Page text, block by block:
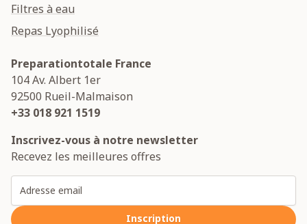
Filtres à eau
Repas Lyophilisé
Preparationtotale France
104 Av. Albert 1er
92500 Rueil-Malmaison
+33 018 921 1519
Inscrivez-vous à notre newsletter
Recevez les meilleures offres
Inscription